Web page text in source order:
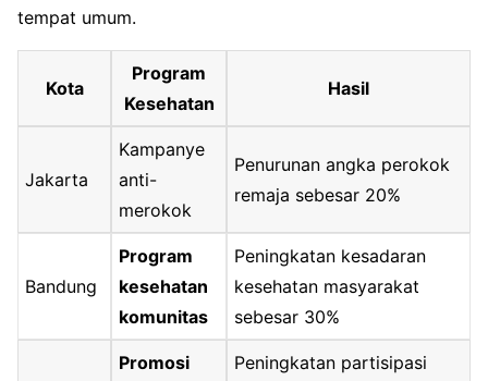
tempat umum.
Kota
Program
Kesehatan
Hasil
Jakarta
Kampanye
anti-
merokok
Penurunan angka perokok
remaja sebesar 20%
Bandung
Program
kesehatan
komunitas
Peningkatan kesadaran
kesehatan masyarakat
sebesar 30%
Promosi
Peningkatan partisipasi